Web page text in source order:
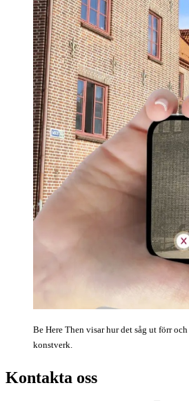
Be Here Then visar hur det såg ut förr
konstverk.
Kontakta oss